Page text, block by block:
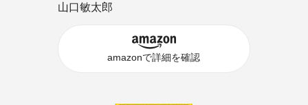
山口敏太郎
amazonで詳細を確認